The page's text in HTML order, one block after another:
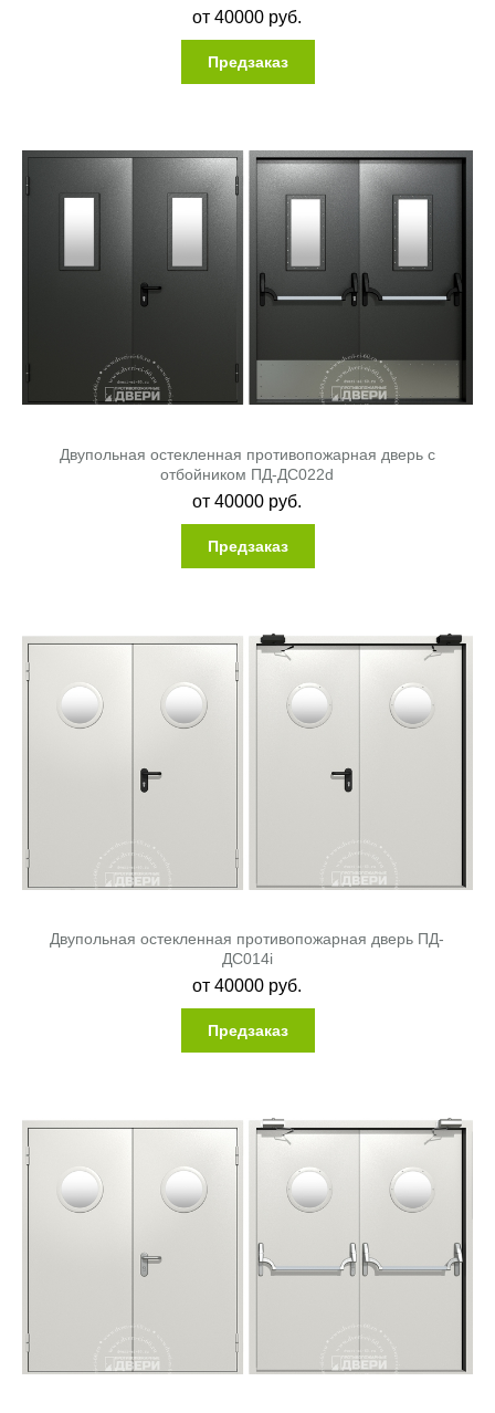
от40000 руб.
Предзаказ
Двупольная остекленная противопожарная дверь с
отбойником ПД-ДС022d
от40000 руб.
Предзаказ
Двупольная остекленная противопожарная дверь ПД-
ДC014i
от40000 руб.
Предзаказ